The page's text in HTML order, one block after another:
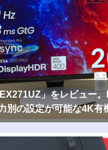
EX271UZ」をレビュー
別の設定が可能な4K有
底検証